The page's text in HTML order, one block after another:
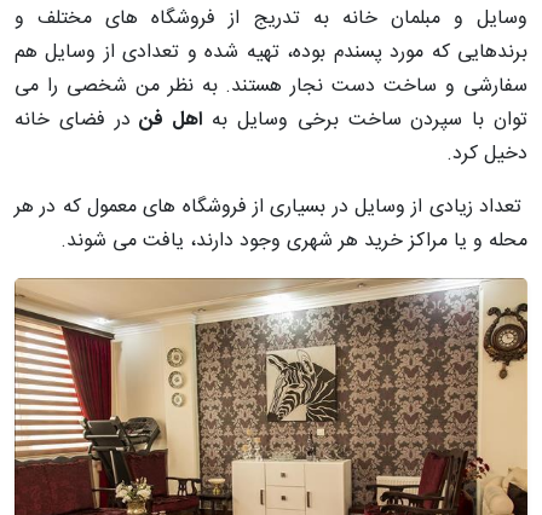
وسایل و مبلمان خانه به تدریج از فروشگاه های مختلف و
برندهایی که مورد پسندم بوده، تهیه شده و تعدادی از وسایل هم
سفارشی و ساخت دست نجار هستند. به نظر من شخصی را می
توان با سپردن ساخت برخی وسایل به اهل فندر فضای خانه
دخیل کرد.
تعداد زیادی از وسایل در بسیاری از فروشگاه های معمول که در هر
محله و یا مراکز خرید هر شهری وجود دارند، یافت می شوند.